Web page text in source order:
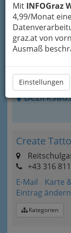
Mit INFOGraz
4,99/Monat
graz.at von
Ausmaß
Einstellungen
Create
+43 316
E-Mail
Karte
Eintrag ändern
Kategorien